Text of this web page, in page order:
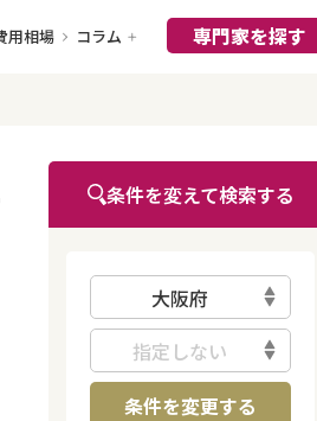
用相場 コラム 専門家を探す
条件を変えて検索する
大阪府
指定しない
条件を変更する